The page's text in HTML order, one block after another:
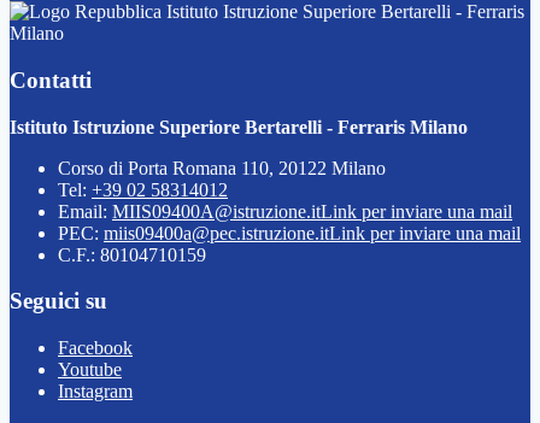
Istituto Istruzione Superiore Bertarelli - Ferraris
Milano
Contatti
Istituto Istruzione Superiore Bertarelli - Ferraris Milano
Corso di Porta Romana 110, 20122 Milano
Tel: +39 02 58314012
Email: MIIS09400A@istruzione.itLink per inviare una mail
PEC: miis09400a@pec.istruzione.itLink per inviare una mail
C.F.: 80104710159
Seguici su
Facebook
Youtube
Instagram